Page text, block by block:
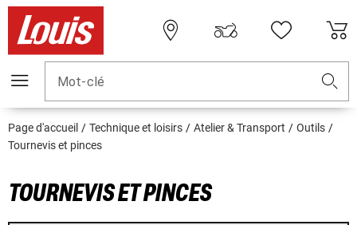
Mot-clé
Page d'accueil Technique et loisirs Atelier & Transport
Outils
Tournevis et pinces
TOURNEVIS ET PINCES